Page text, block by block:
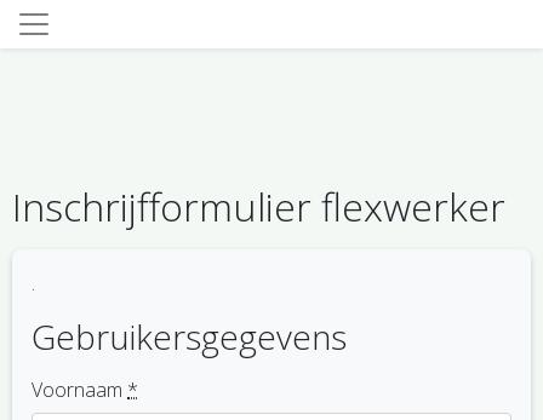
Inschrijfformulier flexwerker
.
Gebruikersgegevens
Voornaam *